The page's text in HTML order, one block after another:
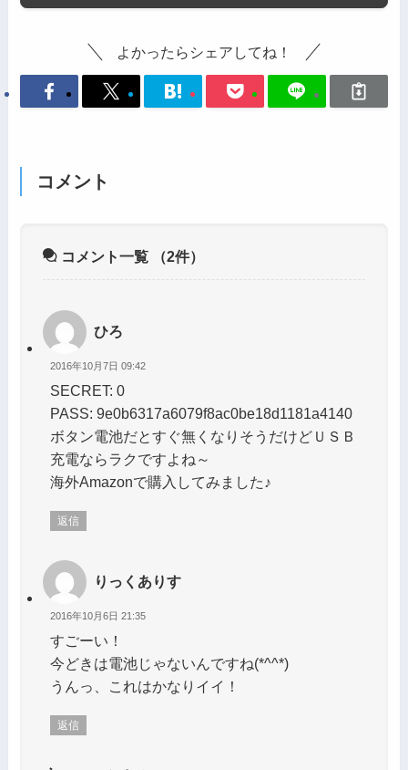
よかったらシェアしてね！
コメント
コメント一覧 （2件）
ひろ
2016年10月7日 09:42
SECRET: 0
PASS: 9e0b6317a6079f8ac0be18d1181a4140
ボタン電池だとすぐ無くなりそうだけどＵＳＢ
充電ならラクですよね～
海外Amazonで購入してみました♪
返信
りっくありす
2016年10月6日 21:35
すごーい！
今どきは電池じゃないんですね(*^^*)
うんっ、これはかなりイイ！
返信